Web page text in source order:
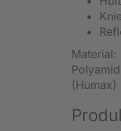
Material:
(Humax)